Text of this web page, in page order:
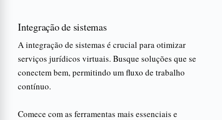
Integração de sistemas
A integração de sistemas é crucial para otimizar
serviços jurídicos virtuais. Busque soluções que se
conectem bem, permitindo um fluxo de trabalho
contínuo.
Comece com as ferramentas mais essenciais e